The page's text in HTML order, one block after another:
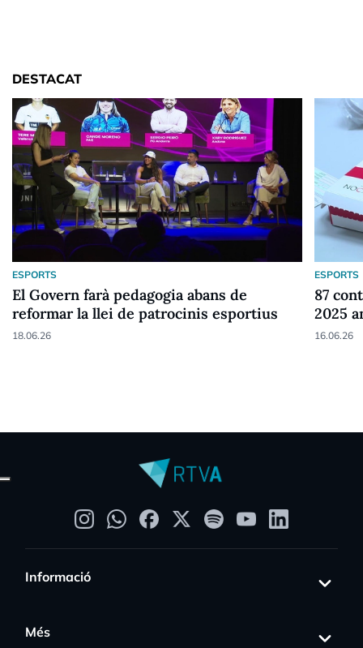
DESTACAT
ESPORTS
El Govern farà pedagogia abans de
reformar la llei de patrocinis esportius
18.06.26
ESPORTS
87
2025
16.06.26
Informació
Més